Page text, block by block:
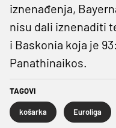
iznenađenja,
nisu dali iznenaditi
i Baskonia koja je
Panathinaikos.
TAGOVI
košarka Euroliga